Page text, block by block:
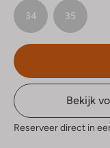
34 35
Bekijk
Reserveer direct in